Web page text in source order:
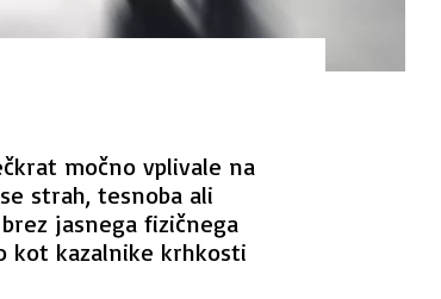
močno vplivale na
strah, tesnoba ali
jasnega fizičnega
kot kazalnike krhkosti